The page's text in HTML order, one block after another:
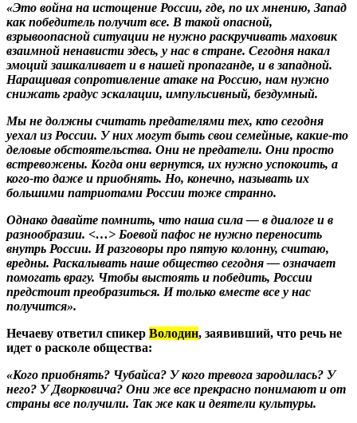
«Это война на истощение России, где, по их мнению, Запад
как победитель получит все. В такой опасной,
взрывоопасной ситуации не нужно раскручивать маховик
взаимной ненависти здесь, у нас в стране. Сегодня накал
эмоций зашкаливает и в нашей пропаганде, и в западной.
Наращивая сопротивление атаке на Россию, нам нужно
снижать градус эскалации, импульсивный, бездумный.
Мы не должны считать предателями тех, кто сегодня
уехал из России. У них могут быть свои семейные, какие-то
деловые обстоятельства. Они не предатели. Они просто
встревожены. Когда они вернутся, их нужно успокоить, а
кого-то даже и приобнять. Но, конечно, называть их
большими патриотами России тоже странно.
Однако давайте помнить, что наша сила — в диалоге и в
разнообразии. <…> Боевой пафос не нужно переносить
внутрь России. И разговоры про пятую колонну, считаю,
вредны. Раскалывать наше общество сегодня — означает
помогать врагу. Чтобы выстоять и победить, России
предстоит преобразиться. И только вместе все у нас
получится».
Нечаеву ответил спикер Володин, заявивший, что речь не
идет о расколе общества:
«Кого приобнять? Чубайса? У кого тревога зародилась? У
него? У Дворковича? Они же все прекрасно понимают и от
страны все получили. Так же как и деятели культуры.